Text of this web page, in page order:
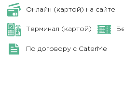
Онлайн (картой) на сайте
Терминал (картой)
По договору с CaterMe